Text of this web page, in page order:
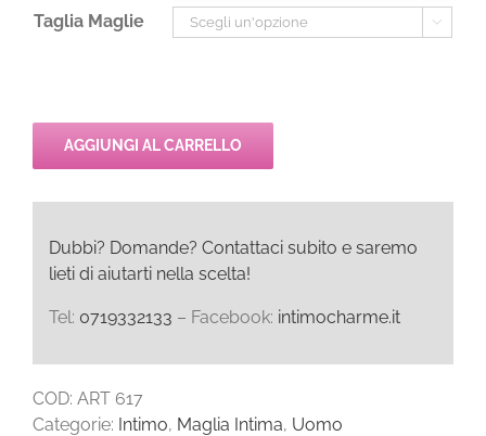
Taglia Maglie 
AGGIUNGI AL CARRELLO
Dubbi? Domande? Contattaci subito e saremo
lieti di aiutarti nella scelta!
Tel: 0719332133 – Facebook: intimocharme.it
COD: ART 617
Categorie: Intimo, Maglia Intima, Uomo